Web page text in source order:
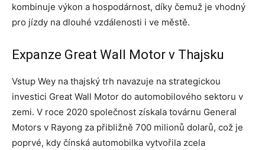
kombinuje výkon a hospodárnost, díky čemuž je vhodný
pro jízdy na dlouhé vzdálenosti i ve městě.
Expanze Great Wall Motor v Thajsku
Vstup Wey na thajský trh navazuje na strategickou
investici Great Wall Motor do automobilového sektoru v
zemi. V roce 2020 společnost získala továrnu General
Motors v Rayong za přibližně 700 milionů dolarů, což je
poprvé, kdy čínská automobilka vytvořila zcela